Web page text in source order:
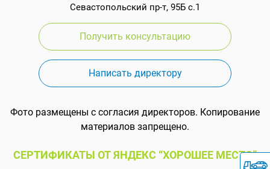
Севастопольский пр-т, 95Б с.1
Получить консультацию
Написать директору
Фото размещены с согласия директоров. Копирование
материалов запрещено.
СЕРТИФИКАТЫ ОТ ЯНДЕКС “ХОРОШЕЕ МЕСТО”